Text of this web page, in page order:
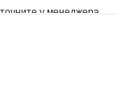
у менеджера